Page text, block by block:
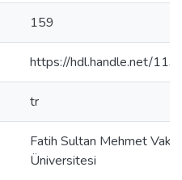
159
https://hdl.handle.net/
tr
Fatih Sultan Mehmet Vakıf
Üniversitesi